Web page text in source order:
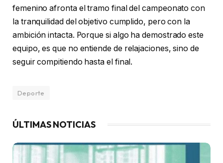
femenino afronta el tramo final del campeonato con
la tranquilidad del objetivo cumplido, pero con la
ambición intacta. Porque si algo ha demostrado este
equipo, es que no entiende de relajaciones, sino de
seguir compitiendo hasta el final.
Deporte
ÚLTIMAS NOTICIAS